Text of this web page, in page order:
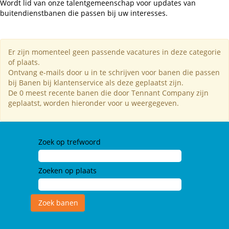
Wordt lid van onze talentgemeenschap voor updates van
buitendienstbanen die passen bij uw interesses.
Er zijn momenteel geen passende vacatures in deze categorie
of plaats.
Ontvang e-mails door u in te schrijven voor banen die passen
bij Banen bij klantenservice als deze geplaatst zijn.
De 0 meest recente banen die door Tennant Company zijn
geplaatst, worden hieronder voor u weergegeven.
Zoek op trefwoord
Zoeken op plaats